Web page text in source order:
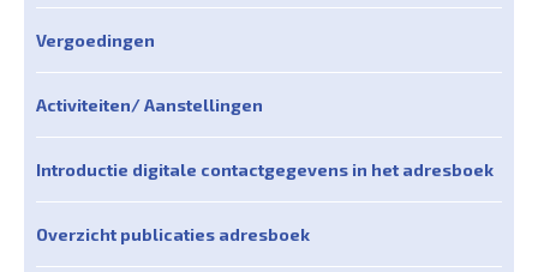
Vergoedingen
Activiteiten/ Aanstellingen
Introductie digitale contactgegevens in het adresboek
Overzicht publicaties adresboek